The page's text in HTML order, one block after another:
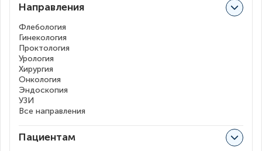
Направления
Флебология
Гинекология
Проктология
Урология
Хирургия
Онкология
Эндоскопия
УЗИ
Все направления
Пациентам